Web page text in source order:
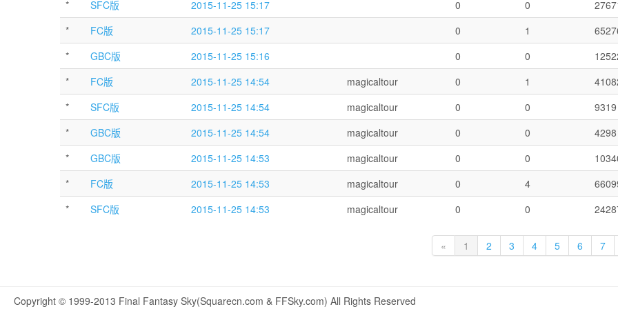
*
SFC版 2015-11-25 15:17 0 0
*
FC版 2015-11-25 15:17 0 1
*
GBC版 2015-11-25 15:16 0 0
*
FC版 2015-11-25 14:54 magicaltour 0 1
*
SFC版 2015-11-25 14:54 magicaltour 0 0
9319
*
GBC版 2015-11-25 14:54 magicaltour 0 0
4298
*
GBC版 2015-11-25 14:53 magicaltour 0 0
*
FC版 2015-11-25 14:53 magicaltour 0 4
*
SFC版 2015-11-25 14:53 magicaltour 0 0
« 1 2 3 4 5 6 7
Copyright © 1999-2013 Final Fantasy Sky(Squarecn.com & FFSky.com) All Rights Reserved